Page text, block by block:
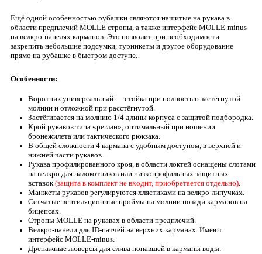
Ещё одной особенностью рубашки являются нашитые на рукава в
области предплечий MOLLE стропы, а также интерфейс MOLLE-minus
на велкро-панелях карманов. Это позволит при необходимости
закрепить небольшие подсумки, турникеты и другое оборудование
прямо на рубашке в быстром доступе.
Особенности:
Воротник универсальный — стойка при полностью застёгнутой
молнии и отложной при расстёгнутой.
Застёгивается на молнию 1/4 длины корпуса с защитой подбородка.
Крой рукавов типа «реглан», оптимальный при ношении
бронежилета или тактического рюкзака.
В общей сложности 4 кармана с удобным доступом, в верхней и
нижней части рукавов.
Рукава профилированного кроя, в области локтей оснащены слотами
на велкро для налокотников или низкопрофильных защитных
вставок(защита в комплект не входит, приобретается отдельно).
Манжеты рукавов регулируются хлястиками на велкро-липучках.
Сетчатые вентиляционные проймы на молнии позади карманов на
бицепсах.
Стропы MOLLE на рукавах в области предплечий.
Велкро-панели для ID-патчей на верхних карманах. Имеют
интерфейс MOLLE-minus.
Дренажные люверсы для слива попавшей в карманы воды.